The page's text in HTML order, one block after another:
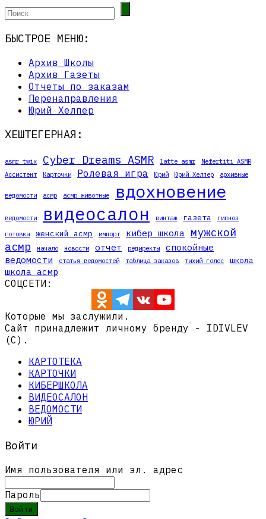
БЫСТРОЕ МЕНЮ:
Архив Школы
Архив Газеты
Отчеты по заказам
Перенаправления
Юрий Хелпер
ХЕШТЕГЕРНАЯ:
asmr twix Cyber Dreams ASMR latte asmr
Nefertiti ASMR
Ассистент
Карточки Ролевая игра Юрий Юрий Хелпер архивные
ведомости асмр асмр животные вдохновение
ведомости видеосалон винтаж газета
гипноз
готовка
женский асмр импорт кибер школа мужской
асмр
начало новости отчет редиректы
спокойные
ведомости
статья ведомостей таблица заказов тихий голос школа
школа асмр
СОЦСЕТИ:
Которые мы заслужили.
Сайт принадлежит личному бренду - IDIVLEV
(C).
КАРТОТЕКА
КАРТОЧКИ
КИБЕРШКОЛА
ВИДЕОСАЛОН
ВЕДОМОСТИ
ЮРИЙ
Войти
Имя пользователя или эл. адрес
Пароль
Войти